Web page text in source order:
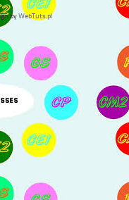
byWebTuts.pl